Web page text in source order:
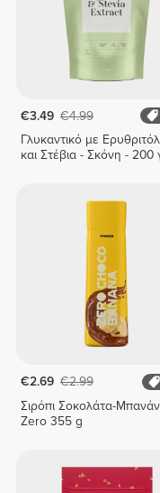
€3.49 €4.99
Γλυκαντικό με
και Στέβια - Σκόνη - 200
€2.69 €2.99
Σιρόπι Σοκολάτα-
Zero 355 g